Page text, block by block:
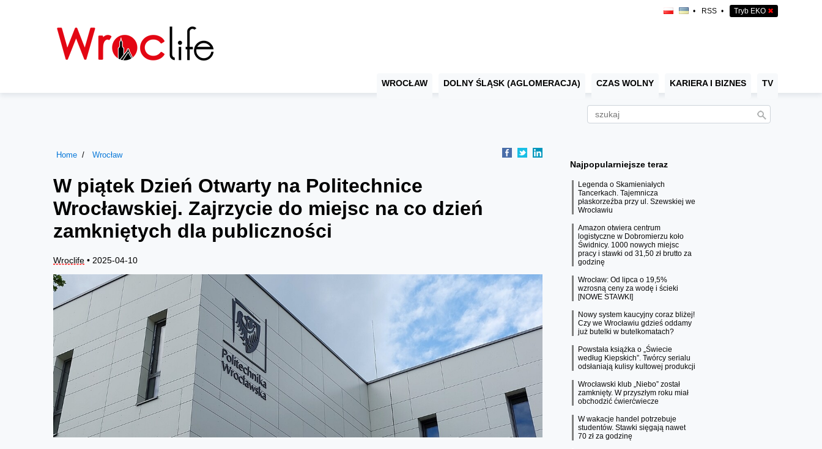
• RSS • Tryb EKO ✖
WROCŁAW DOLNY ŚLĄSK (AGLOMERACJA) CZAS WOLNY KARIERA I BIZNES TV
Home Wrocław
W piątek Dzień Otwarty na Politechnice
Wrocławskiej. Zajrzycie do miejsc na co dzień
zamkniętych dla publiczności
Wroclife • 2025-04-10
Najpopularniejsze teraz
Legenda o Skamieniałych
Tancerkach. Tajemnicza
płaskorzeźba przy ul. Szewskiej we
Wrocławiu
Amazon otwiera centrum
logistyczne w Dobromierzu koło
Świdnicy. 1000 nowych miejsc
pracy i stawki od 31,50 zł brutto za
godzinę
Wrocław: Od lipca o 19,5%
wzrosną ceny za wodę i ścieki
[NOWE STAWKI]
Nowy system kaucyjny coraz bliżej!
Czy we Wrocławiu gdzieś oddamy
już butelki w butelkomatach?
Powstała książka o „Świecie
według Kiepskich”. Twórcy serialu
odsłaniają kulisy kultowej produkcji
Wrocławski klub „Niebo” został
zamknięty. W przyszłym roku miał
obchodzić ćwierćwiecze
W wakacje handel potrzebuje
studentów. Stawki sięgają nawet
70 zł za godzinę